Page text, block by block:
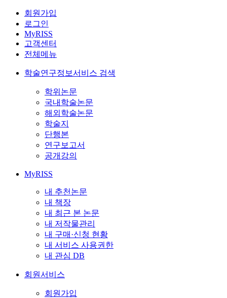
회원가입
로그인
MyRISS
고객센터
전체메뉴
학술연구정보서비스 검색
학위논문
국내학술논문
해외학술논문
학술지
단행본
연구보고서
공개강의
MyRISS
내 추천논문
내 책장
내 최근 본 논문
내 저작물관리
내 구매·신청 현황
내 서비스 사용권한
내 관심 DB
회원서비스
회원가입